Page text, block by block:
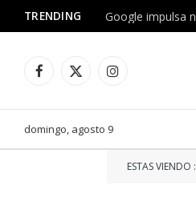
TRENDING
Facebook
X
Instagram
domingo, agosto 9
ESTAS VIENDO :